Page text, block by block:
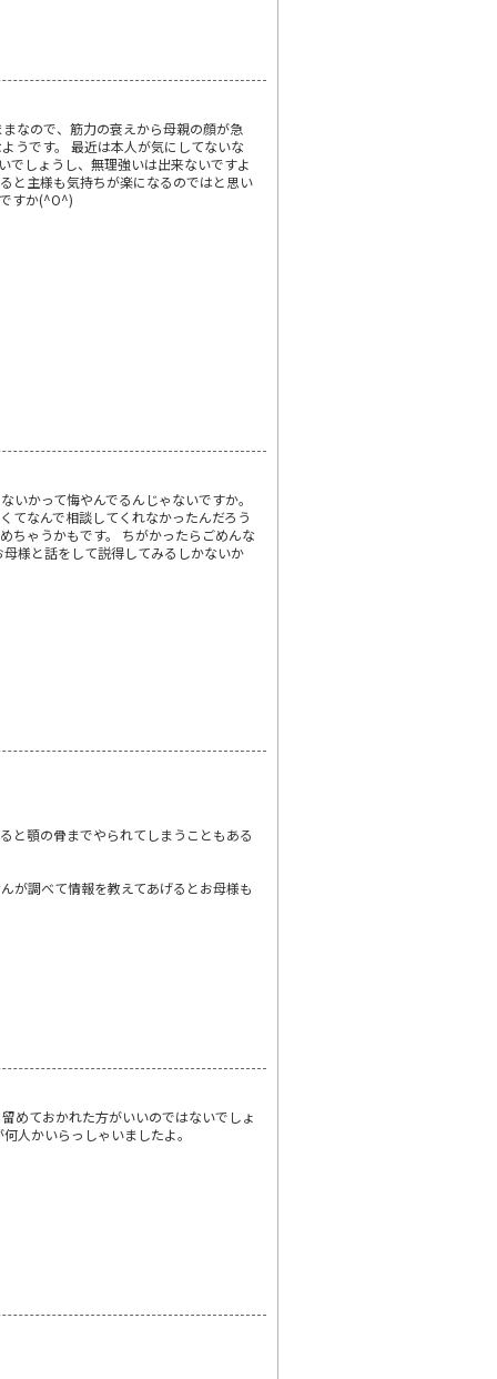
なので、筋力の衰えから母親の顔が急
うです。 最近は本人が気にしてないな
でしょうし、無理強いは出来ないですよ
と主様も気持ちが楽になるのではと思い
すか(^O^)
かって悔やんでるんじゃないですか。
てなんで相談してくれなかったんだろう
ちゃうかもです。 ちがかったらごめんな
様と話をして説得してみるしかないか
と顎の骨までやられてしまうこともある
が調べて情報を教えてあげるとお母様も
めておかれた方がいいのではないでしょ
人かいらっしゃいましたよ。